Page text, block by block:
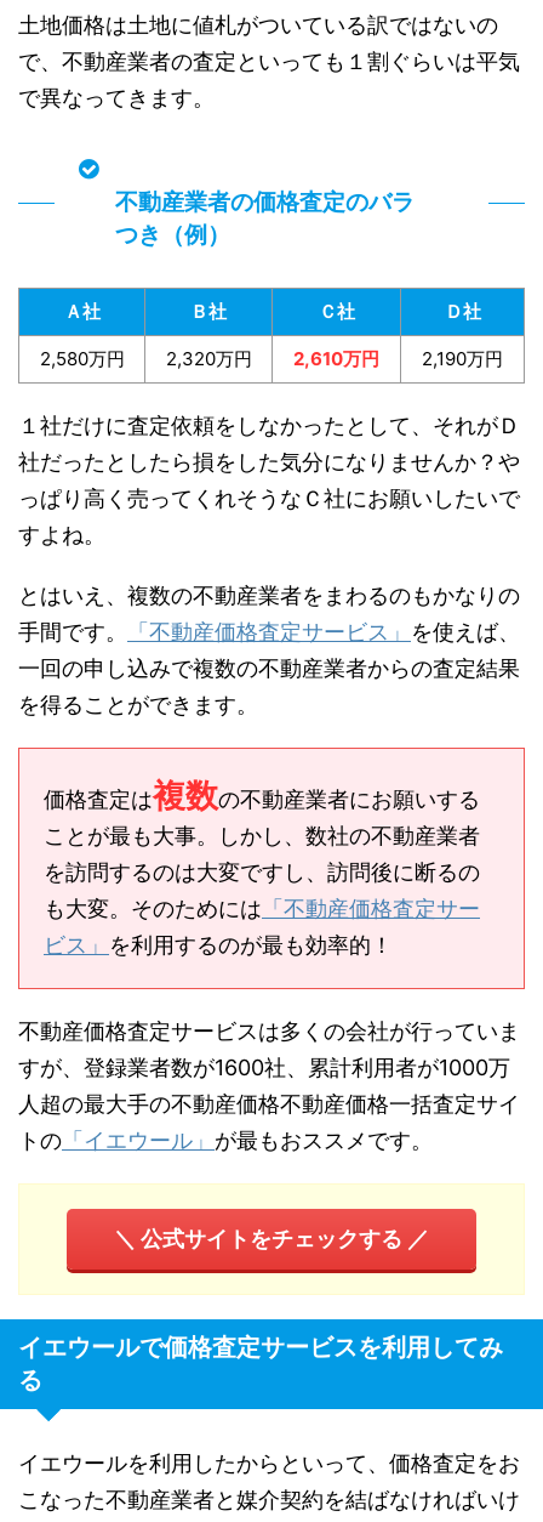
土地価格は土地に値札がついている訳ではないの
で、不動産業者の査定といっても１割ぐらいは平気
で異なってきます。
不動産業者の価格査定のバラ
つき（例）
Ａ社 Ｂ社 Ｃ社 Ｄ社
2,580万円 2,320万円 2,610万円 2,190万円
１社だけに査定依頼をしなかったとして、それがＤ
社だったとしたら損をした気分になりませんか？や
っぱり高く売ってくれそうなＣ社にお願いしたいで
すよね。
とはいえ、複数の不動産業者をまわるのもかなりの
手間です。
「不動産価格査定サービス」 を使えば、
一回の申し込みで複数の不動産業者からの査定結果
を得ることができます。
価格査定は複数の不動産業者にお願いする
ことが最も大事。しかし、数社の不動産業者
を訪問するのは大変ですし、訪問後に断るの
も大変。そのためには 「不動産価格査定サー
ビス」 を利用するのが最も効率的！
不動産価格査定サービスは多くの会社が行っていま
すが、登録業者数が1600社、累計利用者が1000万
人超の最大手の不動産価格不動産価格一括査定サイ
トの 「イエウール」 が最もおススメです。
＼ 公式サイトをチェックする ／
イエウールで価格査定サービスを利用してみ
る
イエウールを利用したからといって、価格査定をお
こなった不動産業者と媒介契約を結ばなければいけ